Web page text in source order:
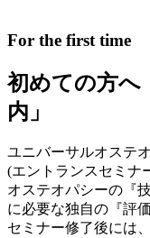
For the first time
初めての方へ
内」
ユニバーサルオステ
(エントランスセミナ
オステオパシーの『
に必要な独自の『評
セミナー修了後には